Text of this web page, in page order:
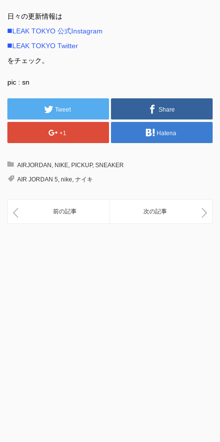
日々の更新情報は
◼️LEAK TOKYO 公式Instagram
◼️LEAK TOKYO Twitter
をチェック。
pic : sn
Tweet Share
+1 Hatena
AIRJORDAN, NIKE, PICKUP, SNEAKER
AIR JORDAN 5, nike, ナイキ
前の記事 次の記事